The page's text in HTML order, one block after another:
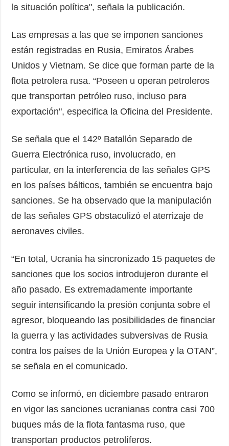
la situación política", señala la publicación.
Las empresas a las que se imponen sanciones
están registradas en Rusia, Emiratos Árabes
Unidos y Vietnam. Se dice que forman parte de la
flota petrolera rusa. “Poseen u operan petroleros
que transportan petróleo ruso, incluso para
exportación", especifica la Oficina del Presidente.
Se señala que el 142º Batallón Separado de
Guerra Electrónica ruso, involucrado, en
particular, en la interferencia de las señales GPS
en los países bálticos, también se encuentra bajo
sanciones. Se ha observado que la manipulación
de las señales GPS obstaculizó el aterrizaje de
aeronaves civiles.
“En total, Ucrania ha sincronizado 15 paquetes de
sanciones que los socios introdujeron durante el
año pasado. Es extremadamente importante
seguir intensificando la presión conjunta sobre el
agresor, bloqueando las posibilidades de financiar
la guerra y las actividades subversivas de Rusia
contra los países de la Unión Europea y la OTAN”,
se señala en el comunicado.
Como se informó, en diciembre pasado entraron
en vigor las sanciones ucranianas contra casi 700
buques más de la flota fantasma ruso, que
transportan productos petrolíferos.